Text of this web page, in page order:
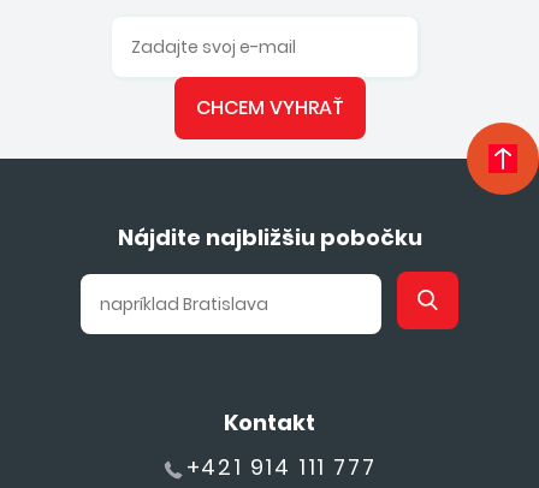
CHCEM VYHRAŤ
Nájdite najbližšiu pobočku
Kontakt
+421 914 111 777